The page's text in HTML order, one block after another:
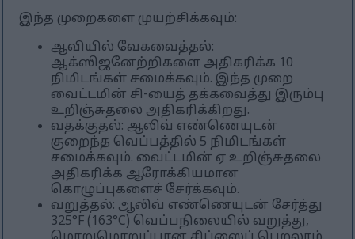
இந்த முறைகளை முயற்சிக்கவும்:
ஆவியில் வேகவைத்தல்:
ஆக்ஸிஜனேற்றிகளை அதிகரிக்க 10
நிமிடங்கள் சமைக்கவும். இந்த முறை
வைட்டமின் சி-யைத் தக்கவைத்து இரும்பு
உறிஞ்சுதலை அதிகரிக்கிறது.
வதக்குதல்: ஆலிவ் எண்ணெயுடன்
குறைந்த வெப்பத்தில் 5 நிமிடங்கள்
சமைக்கவும். வைட்டமின் ஏ உறிஞ்சுதலை
அதிகரிக்க ஆரோக்கியமான
கொழுப்புகளைச் சேர்க்கவும்.
வறுத்தல்: ஆலிவ் எண்ணெயுடன் சேர்த்து
325°F (163°C) வெப்பநிலையில் வறுத்து,